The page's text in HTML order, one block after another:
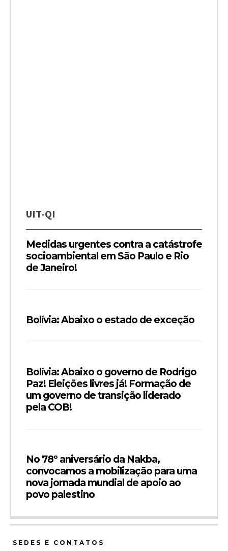
UIT-QI
Medidas urgentes contra a catástrofe
socioambiental em São Paulo e Rio
de Janeiro!
Bolívia: Abaixo o estado de exceção
Bolívia: Abaixo o governo de Rodrigo
Paz! Eleições livres já! Formação de
um governo de transição liderado
pela COB!
No 78º aniversário da Nakba,
convocamos a mobilização para uma
nova jornada mundial de apoio ao
povo palestino
SEDES E CONTATOS